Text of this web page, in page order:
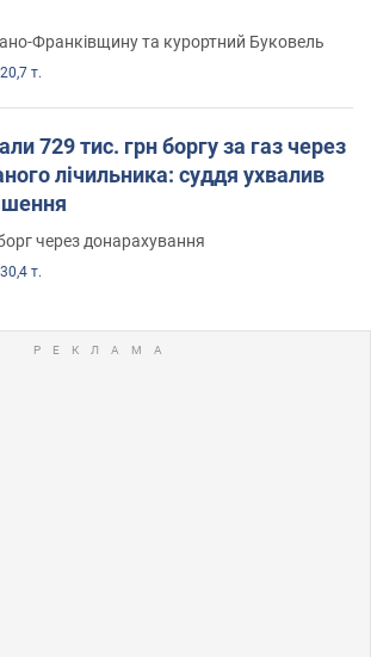
Франківщину та курортний Буковель
20,7 т.
729 тис. грн боргу за газ через
лічильника: суддя ухвалив
через донарахування
30,4 т.